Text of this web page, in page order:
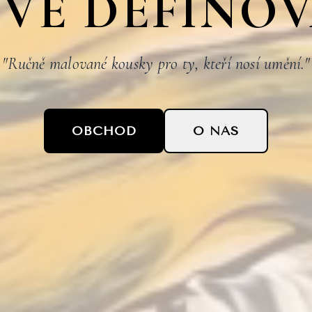
"Ručně malované kousky pro ty, kteří nosí umění."
OBCHOD O NÁS